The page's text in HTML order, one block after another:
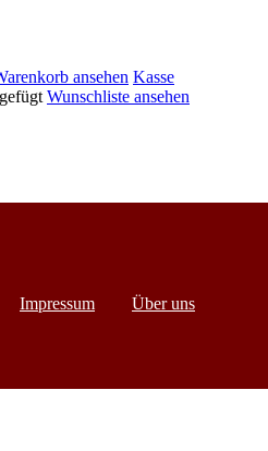
ansehen Kasse
Wunschliste ansehen
Impressum
Über uns